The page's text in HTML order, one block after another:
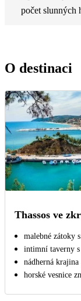
počet slunných
O destinaci
Thassos ve
malebné zátoky
intimní taverny
nádherná
horské vesnice